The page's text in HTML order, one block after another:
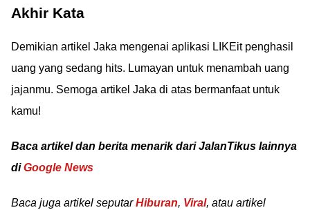
Akhir Kata
Demikian artikel Jaka mengenai aplikasi LIKEit penghasil
uang yang sedang hits. Lumayan untuk menambah uang
jajanmu. Semoga artikel Jaka di atas bermanfaat untuk
kamu!
Baca artikel dan berita menarik dari JalanTikus lainnya
diGoogle News
Baca juga artikel seputarHiburan, Viral, atau artikel